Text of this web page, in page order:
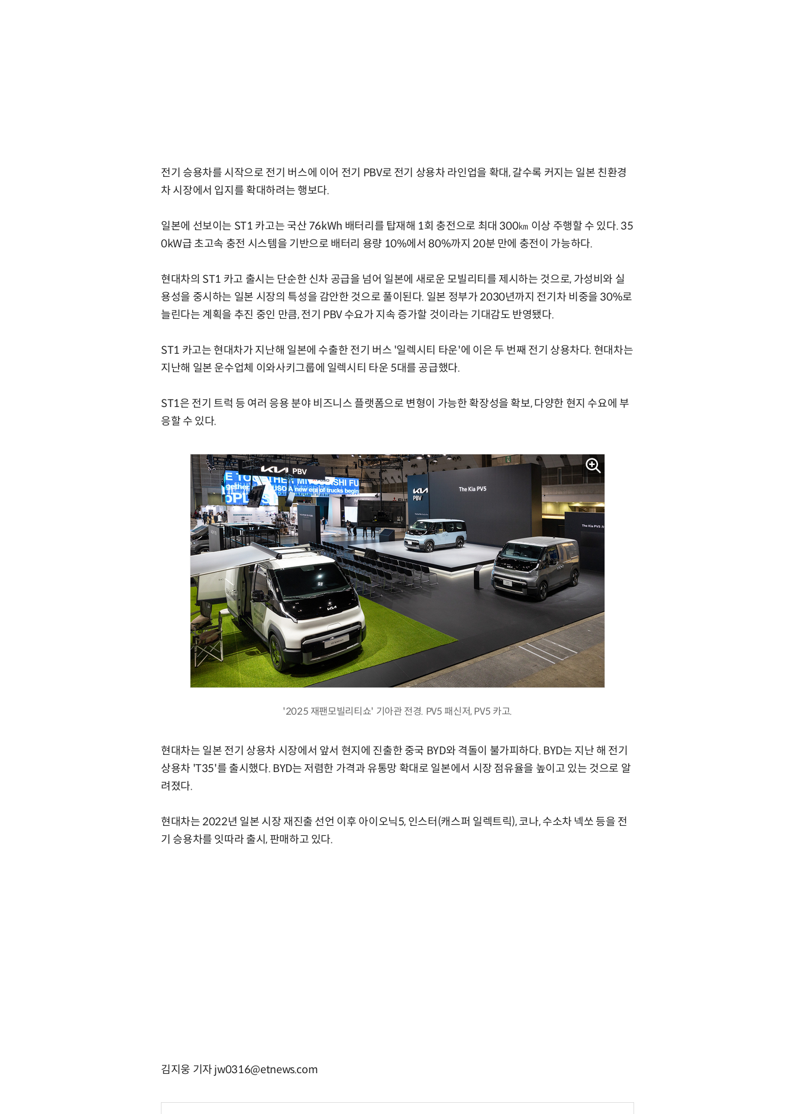
전기 승용차를 시작으로 전기 버스에 이어 전기 PBV로 전기 상용차 라인업을 확대, 갈수록 커지는 일본 친환경
차 시장에서 입지를 확대하려는 행보다.
일본에 선보이는 ST1 카고는 국산 76kWh 배터리를 탑재해 1회 충전으로 최대 300㎞ 이상 주행할 수 있다. 35
0kW급 초고속 충전 시스템을 기반으로 배터리 용량 10%에서 80%까지 20분 만에 충전이 가능하다.
현대차의 ST1 카고 출시는 단순한 신차 공급을 넘어 일본에 새로운 모빌리티를 제시하는 것으로, 가성비와 실
용성을 중시하는 일본 시장의 특성을 감안한 것으로 풀이된다. 일본 정부가 2030년까지 전기차 비중을 30%로
늘린다는 계획을 추진 중인 만큼, 전기 PBV 수요가 지속 증가할 것이라는 기대감도 반영됐다.
ST1 카고는 현대차가 지난해 일본에 수출한 전기 버스 '일렉시티 타운'에 이은 두 번째 전기 상용차다. 현대차는
지난해 일본 운수업체 이와사키그룹에 일렉시티 타운 5대를 공급했다.
ST1은 전기 트럭 등 여러 응용 분야 비즈니스 플랫폼으로 변형이 가능한 확장성을 확보, 다양한 현지 수요에 부
응할 수 있다.
'2025 재팬모빌리티쇼' 기아관 전경. PV5 패신저, PV5 카고.
현대차는 일본 전기 상용차 시장에서 앞서 현지에 진출한 중국 BYD와 격돌이 불가피하다. BYD는 지난 해 전기
상용차 'T35'를 출시했다. BYD는 저렴한 가격과 유통망 확대로 일본에서 시장 점유율을 높이고 있는 것으로 알
려졌다.
현대차는 2022년 일본 시장 재진출 선언 이후 아이오닉5, 인스터(캐스퍼 일렉트릭), 코나, 수소차 넥쏘 등을 전
기 승용차를 잇따라 출시, 판매하고 있다.
김지웅 기자 jw0316@etnews.com